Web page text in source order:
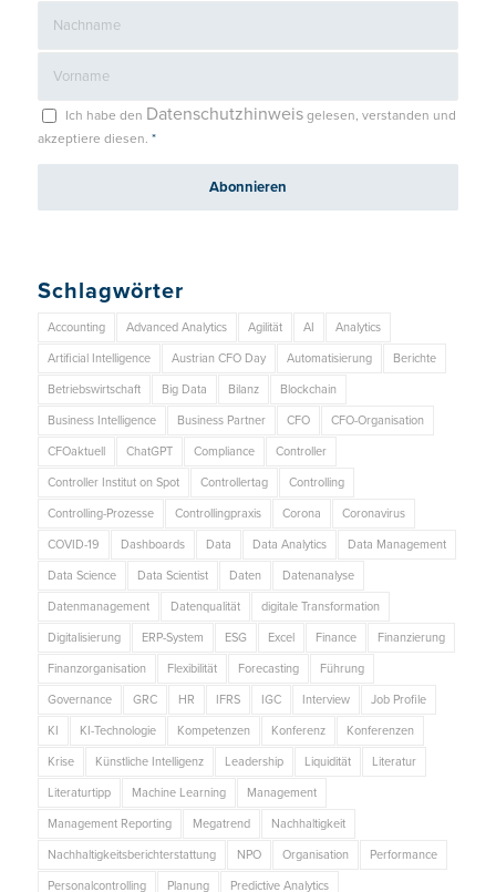
Ich habe den Datenschutzhinweisgelesen, verstanden und
akzeptiere diesen. *
Schlagwörter
Accounting Advanced Analytics Agilität AI Analytics
Artificial Intelligence Austrian CFO Day Automatisierung Berichte
Betriebswirtschaft Big Data Bilanz Blockchain
Business Intelligence Business Partner CFO CFO-Organisation
CFOaktuell ChatGPT Compliance Controller
Controller Institut on Spot Controllertag Controlling
Controlling-Prozesse Controllingpraxis Corona Coronavirus
COVID-19 Dashboards Data Data Analytics Data Management
Data Science Data Scientist Daten Datenanalyse
Datenmanagement Datenqualität digitale Transformation
Digitalisierung ERP-System ESG Excel Finance Finanzierung
Finanzorganisation Flexibilität Forecasting Führung
Governance GRC HR IFRS IGC Interview Job Profile
KI KI-Technologie Kompetenzen Konferenz Konferenzen
Krise Künstliche Intelligenz Leadership Liquidität Literatur
Literaturtipp Machine Learning Management
Management Reporting Megatrend Nachhaltigkeit
Nachhaltigkeitsberichterstattung NPO Organisation Performance
Personalcontrolling Planung Predictive Analytics